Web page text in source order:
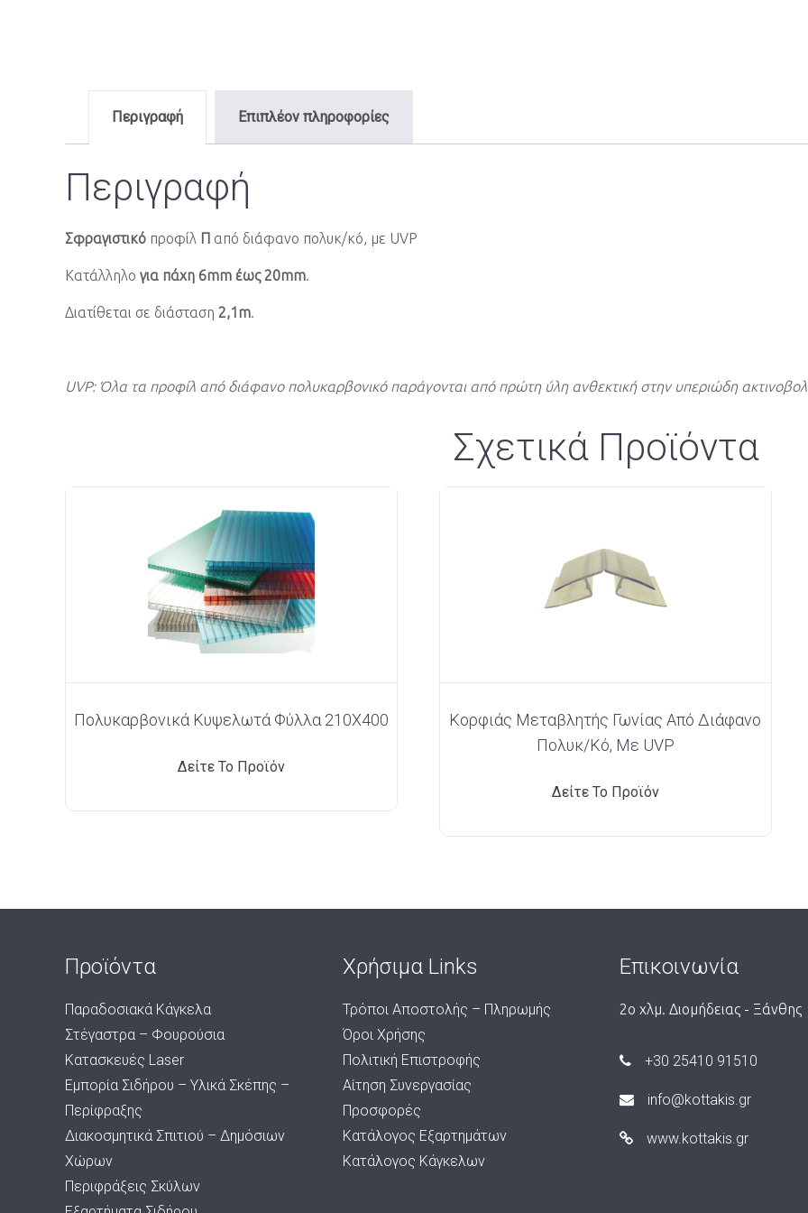
Περιγραφή Επιπλέον πληροφορίες
Περιγραφή
Σφραγιστικό προφίλ Π από διάφανο πολυκ/κό, με UVP
Κατάλληλο για πάχη 6mm έως 20mm.
Διατίθεται σε διάσταση 2,1m.
UVP: Όλα τα προφίλ από διάφανο πολυκαρβονικό παράγονται από πρώτη ύλη ανθεκτική στην υπεριώδη
Σχετικά Προϊόντα
Πολυκαρβονικά Κυψελωτά Φύλλα 210X400
Δείτε Το Προϊόν
Κορφιάς Μεταβλητής Γωνίας Από Διάφανο
Πολυκ/κό, Με UVP
Δείτε Το Προϊόν
Προϊόντα
Παραδοσιακά Κάγκελα
Στέγαστρα – Φουρούσια
Κατασκευές Laser
Εμπορία Σιδήρου – Υλικά Σκέπης –
Περίφραξης
Διακοσμητικά Σπιτιού – Δημόσιων
Χώρων
Περιφράξεις Σκύλων
Χρήσιμα Links
Τρόποι Αποστολής – Πληρωμής
Όροι Χρήσης
Πολιτική Επιστροφής
Αίτηση Συνεργασίας
Προσφορές
Κατάλογος Εξαρτημάτων
Κατάλογος Κάγκελων
Επικοινωνία
2ο χλμ. Διομήδειας - Ξάνθης
+30 25410 91510
info@kottakis.gr
www.kottakis.gr